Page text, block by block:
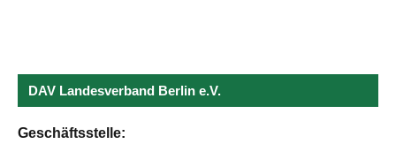
DAV Landesverband Berlin e.V.
Geschäftsstelle: